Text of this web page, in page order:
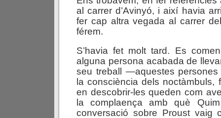
al carrer d’Avinyó, i així havia
fer cap altra vegada al carrer
férem.
S’havia fet molt tard. Es
alguna persona acabada de
seu treball —aquestes persones
la consciència dels noctàmbuls,
en descobrir-les queden com
la complaença amb què
conversació sobre Proust vaig